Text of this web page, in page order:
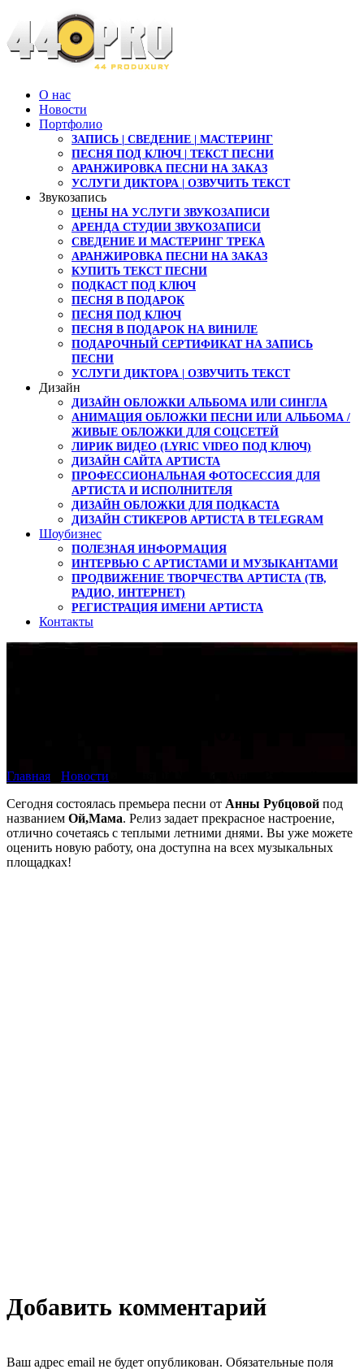
О нас
Новости
Портфолио
ЗАПИСЬ | СВЕДЕНИЕ | МАСТЕРИНГ
ПЕСНЯ ПОД КЛЮЧ | ТЕКСТ ПЕСНИ
АРАНЖИРОВКА ПЕСНИ НА ЗАКАЗ
УСЛУГИ ДИКТОРА | ОЗВУЧИТЬ ТЕКСТ
Звукозапись
ЦЕНЫ НА УСЛУГИ ЗВУКОЗАПИСИ
АРЕНДА СТУДИИ ЗВУКОЗАПИСИ
СВЕДЕНИЕ И МАСТЕРИНГ ТРЕКА
АРАНЖИРОВКА ПЕСНИ НА ЗАКАЗ
КУПИТЬ ТЕКСТ ПЕСНИ
ПОДКАСТ ПОД КЛЮЧ
ПЕСНЯ В ПОДАРОК
ПЕСНЯ ПОД КЛЮЧ
ПЕСНЯ В ПОДАРОК НА ВИНИЛЕ
ПОДАРОЧНЫЙ СЕРТИФИКАТ НА ЗАПИСЬ
ПЕСНИ
УСЛУГИ ДИКТОРА | ОЗВУЧИТЬ ТЕКСТ
Дизайн
ДИЗАЙН ОБЛОЖКИ АЛЬБОМА ИЛИ СИНГЛА
АНИМАЦИЯ ОБЛОЖКИ ПЕСНИ ИЛИ АЛЬБОМА /
ЖИВЫЕ ОБЛОЖКИ ДЛЯ СОЦСЕТЕЙ
ЛИРИК ВИДЕО (LYRIC VIDEO ПОД КЛЮЧ)
ДИЗАЙН САЙТА АРТИСТА
ПРОФЕССИОНАЛЬНАЯ ФОТОСЕССИЯ ДЛЯ
АРТИСТА И ИСПОЛНИТЕЛЯ
ДИЗАЙН ОБЛОЖКИ ДЛЯ ПОДКАСТА
ДИЗАЙН СТИКЕРОВ АРТИСТА В TELEGRAM
Шоубизнес
ПОЛЕЗНАЯ ИНФОРМАЦИЯ
ИНТЕРВЬЮ С АРТИСТАМИ И МУЗЫКАНТАМИ
ПРОДВИЖЕНИЕ ТВОРЧЕСТВА АРТИСТА (ТВ,
РАДИО, ИНТЕРНЕТ)
РЕГИСТРАЦИЯ ИМЕНИ АРТИСТА
Контакты
Главная Новости
Сегодня состоялась премьера песни от Анны Рубцовой под
названием Ой,Мама. Релиз задает прекрасное настроение,
отлично сочетаясь с теплыми летними днями. Вы уже можете
оценить новую работу, она доступна на всех музыкальных
площадках!
Добавить комментарий
Ваш адрес email не будет опубликован. Обязательные поля